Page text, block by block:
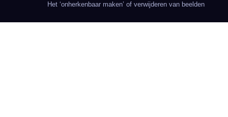
Het ‘onherkenbaar maken’ of verwijderen van beelden